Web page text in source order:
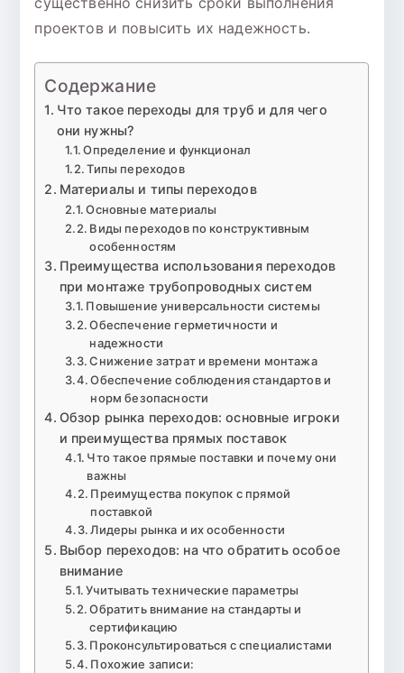
проектов и повысить их надежность.
Содержание
Что такое переходы для труб и для чего
они нужны?
Определение и функционал
Типы переходов
Материалы и типы переходов
Основные материалы
Виды переходов по конструктивным
особенностям
Преимущества использования переходов
при монтаже трубопроводных систем
Повышение универсальности системы
Обеспечение герметичности и
надежности
Снижение затрат и времени монтажа
Обеспечение соблюдения стандартов и
норм безопасности
Обзор рынка переходов: основные игроки
и преимущества прямых поставок
Что такое прямые поставки и почему они
важны
Преимущества покупок с прямой
поставкой
Лидеры рынка и их особенности
Выбор переходов: на что обратить особое
внимание
Учитывать технические параметры
Обратить внимание на стандарты и
сертификацию
Проконсультироваться с специалистами
Похожие записи: